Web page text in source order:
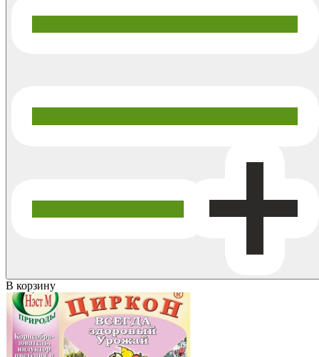
В корзину